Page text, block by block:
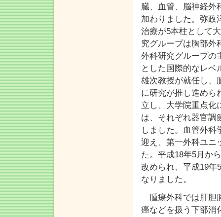
臓、血管、脳神経外
加わりました。弥政
治療が5本柱として
究グループは胸部外
外科研究グループの
とした国際的なレベ
雄次教授が就任し、
に研究が推し進めら
立し、大学院重点化
は、それぞれ器官調
しました。血管外科
迎え、第一外科ユニ
た。平成18年5月か
改められ、平成19年
なりました。
腫瘍外科では肝胆
癌などを扱う下部消